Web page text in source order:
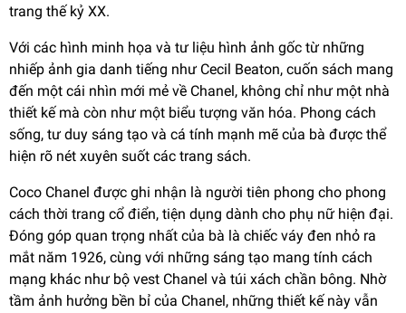
trang thế kỷ XX.
Với các hình minh họa và tư liệu hình ảnh gốc từ những
nhiếp ảnh gia danh tiếng như Cecil Beaton, cuốn sách mang
đến một cái nhìn mới mẻ về Chanel, không chỉ như một nhà
thiết kế mà còn như một biểu tượng văn hóa. Phong cách
sống, tư duy sáng tạo và cá tính mạnh mẽ của bà được thể
hiện rõ nét xuyên suốt các trang sách.
Coco Chanel được ghi nhận là người tiên phong cho phong
cách thời trang cổ điển, tiện dụng dành cho phụ nữ hiện đại.
Đóng góp quan trọng nhất của bà là chiếc váy đen nhỏ ra
mắt năm 1926, cùng với những sáng tạo mang tính cách
mạng khác như bộ vest Chanel và túi xách chần bông. Nhờ
tầm ảnh hưởng bền bỉ của Chanel, những thiết kế này vẫn